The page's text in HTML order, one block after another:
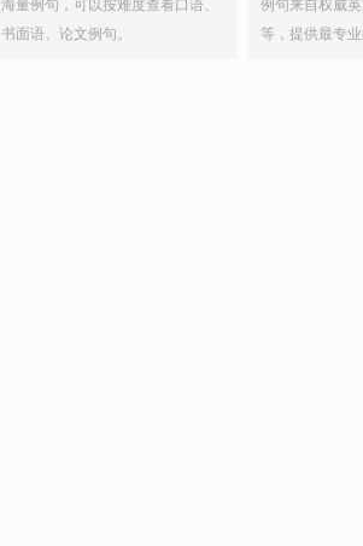
海量例句，可以按难度查看口语、
书面语、论文例句。
例句来自权威
等，提供最专业